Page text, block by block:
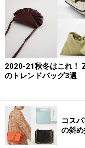
※記事内容は執筆時点
2020-21秋冬はこれ！
のトレンドバッグ3選
コス
の斜